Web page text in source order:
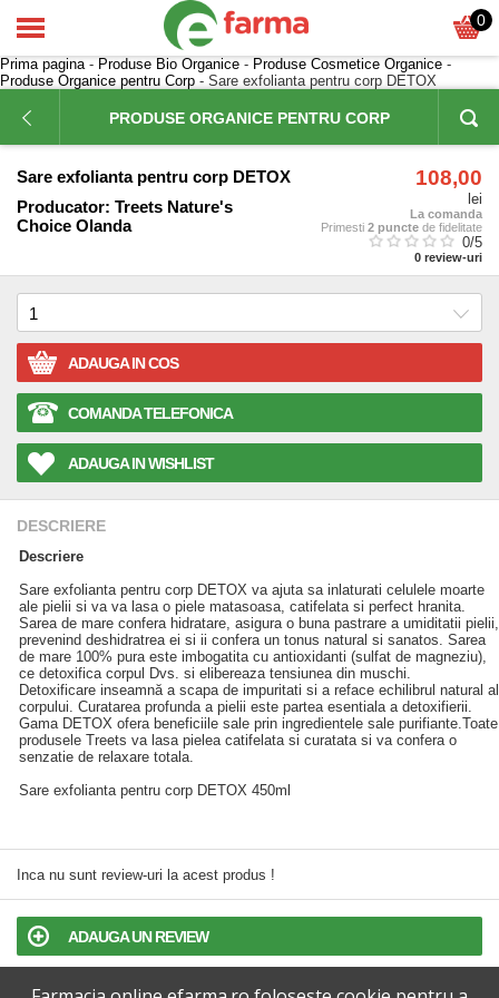
0
Prima pagina- Produse Bio Organice - Produse Cosmetice Organice -
Produse Organice pentru Corp - Sare exfolianta pentru corp DETOX
PRODUSE ORGANICE PENTRU CORP
Sare exfolianta pentru corp DETOX
Producator: Treets Nature's
Choice Olanda
108,00
lei
La comanda
Primesti 2 puncte de fidelitate
0/5
0 review-uri
ADAUGA IN COS
COMANDA TELEFONICA
ADAUGA IN WISHLIST
DESCRIERE
Descriere
Sare exfolianta pentru corp DETOX va ajuta sa inlaturati celulele moarte
ale pielii si va va lasa o piele matasoasa, catifelata si perfect hranita.
Sarea de mare confera hidratare, asigura o buna pastrare a umiditatii pielii,
prevenind deshidratrea ei si ii confera un tonus natural si sanatos. Sarea
de mare 100% pura este imbogatita cu antioxidanti (sulfat de magneziu),
ce detoxifica corpul Dvs. si elibereaza tensiunea din muschi.
Detoxificare inseamnă a scapa de impuritati si a reface echilibrul natural al
corpului. Curatarea profunda a pielii este partea esentiala a detoxifierii.
Gama DETOX ofera beneficiile sale prin ingredientele sale purifiante.Toate
produsele Treets va lasa pielea catifelata si curatata si va confera o
senzatie de relaxare totala.
Sare exfolianta pentru corp DETOX 450ml
Inca nu sunt review-uri la acest produs !
ADAUGA UN REVIEW